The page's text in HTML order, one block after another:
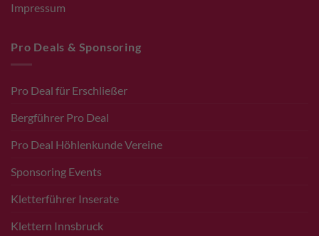
Impressum
Pro Deals & Sponsoring
Pro Deal für Erschließer
Bergführer Pro Deal
Pro Deal Höhlenkunde Vereine
Sponsoring Events
Kletterführer Inserate
Klettern Innsbruck